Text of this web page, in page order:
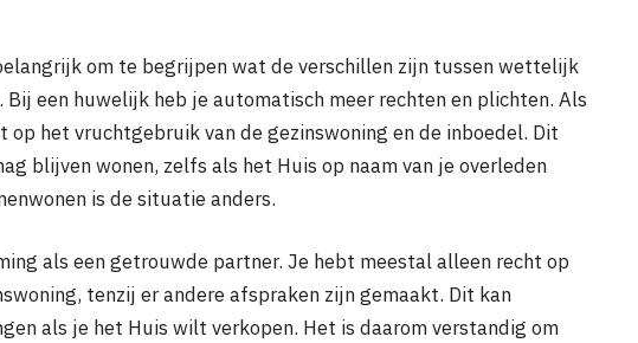
om te begrijpen wat de verschillen zijn tussen wettelijk
een huwelijk heb je automatisch meer rechten en plichten. Als
het vruchtgebruik van de gezinswoning en de inboedel. Dit
blijven wonen, zelfs als het Huis op naam van je overleden
is de situatie anders.
als een getrouwde partner. Je hebt meestal alleen recht op
tenzij er andere afspraken zijn gemaakt. Dit kan
als je het Huis wilt verkopen. Het is daarom verstandig om